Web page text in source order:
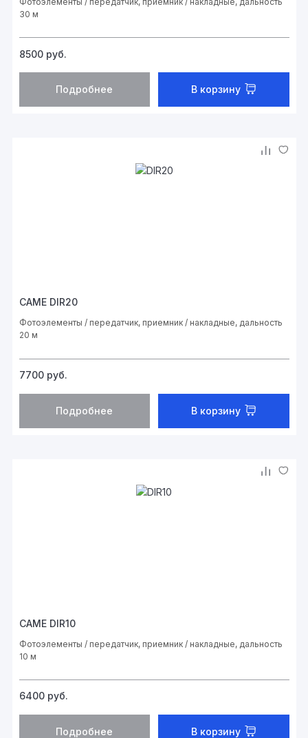
30 м
8500 руб.
Подробнее В корзину
CAME DIR20
Фотоэлементы / передатчик, приемник / накладные, дальность
20 м
7700 руб.
Подробнее В корзину
CAME DIR10
Фотоэлементы / передатчик, приемник / накладные, дальность
10 м
6400 руб.
Подробнее В корзину